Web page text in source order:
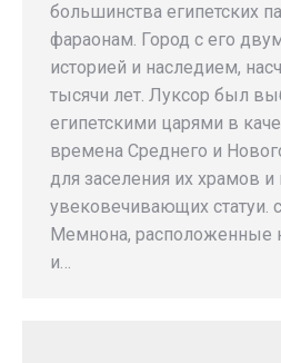
большинства египетских
фараонам. Город с его
историей и наследием,
тысячи лет. Луксор был
египетскими царями в
времена Среднего и
для заселения их храмов и
увековечивающих статуи.
Мемнона, расположенные
и…